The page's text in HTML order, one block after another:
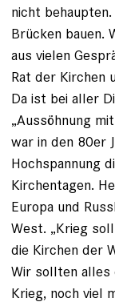
nicht
Brücken bauen.
aus vielen
Rat der Kirchen
Da ist bei aller
„Aussöhnung
war in den 80er
Hochspannung
Kirchen­tagen.
Europa und
West. „Krieg
die Kirchen der
Wir sollten alles
Krieg, noch viel